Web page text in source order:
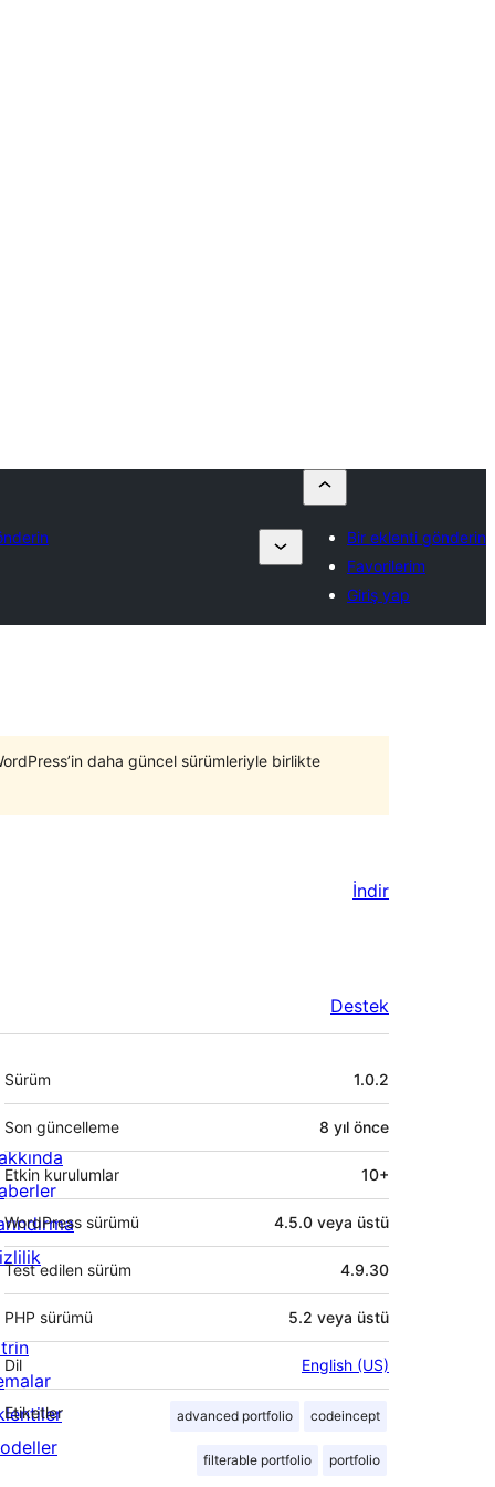
Bir eklenti gönderin
Favorilerim
Giriş yap
daha güncel sürümleriyle birlikte
İndir
Destek
Meta
Sürüm 1.0.2
Son güncelleme 8 yıl önce
Etkin kurulumlar 10+
WordPress sürümü 4.5.0 veya üstü
Test edilen sürüm 4.9.30
PHP sürümü 5.2 veya üstü
Dil English (US)
Etiketler advanced portfolio codeincept
filterable portfolio portfolio